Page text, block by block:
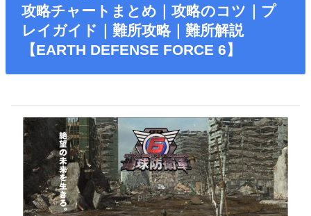
攻略チャートまとめ｜攻略のコツ｜プ
レイガイド｜難所攻略｜難所解説
【EARTH DEFENSE FORCE 6】